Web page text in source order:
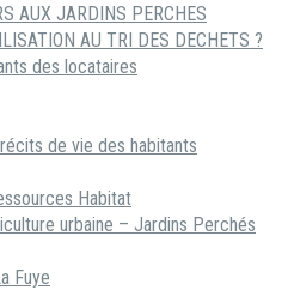
AUX JARDINS PERCHES
AU TRI DES DECHETS ?
des locataires
de vie des habitants
Habitat
urbaine – Jardins Perchés
Fuye